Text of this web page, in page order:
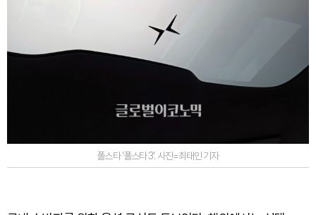
폴스타 '폴스타 3'. 사진=최태인 기자